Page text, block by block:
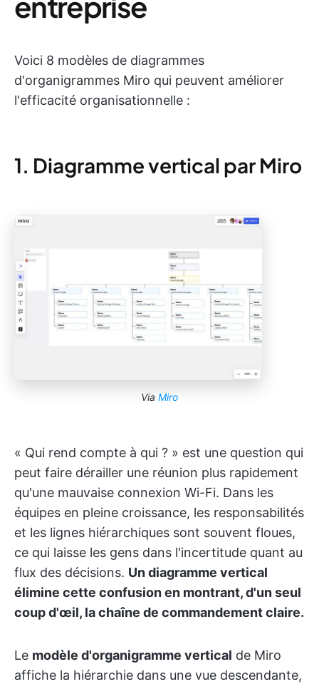
Voici 8 modèles de diagrammes
d'organigrammes Miro qui peuvent améliorer
l'efficacité organisationnelle :
1. Diagramme vertical par Miro
Via Miro
« Qui rend compte à qui ? » est une question qui
peut faire dérailler une réunion plus rapidement
qu'une mauvaise connexion Wi-Fi. Dans les
équipes en pleine croissance, les responsabilités
et les lignes hiérarchiques sont souvent floues,
ce qui laisse les gens dans l'incertitude quant au
flux des décisions. Un diagramme vertical
élimine cette confusion en montrant, d'un seul
coup d'œil, la chaîne de commandement claire.
Le modèle d'organigramme vertical de Miro
affiche la hiérarchie dans une vue descendante,